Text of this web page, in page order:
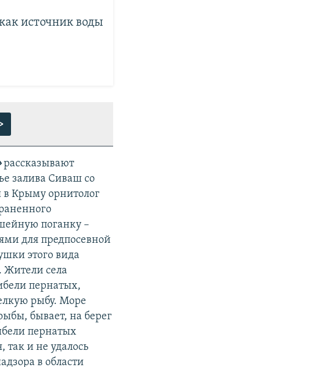
источник воды
рассказывают
залива Сиваш со
Крыму орнитолог
поганку –
для предпосевной
этого вида
Жители села
пернатых,
рыбу. Море
бывает, на берег
пернатых
и не удалось
в области